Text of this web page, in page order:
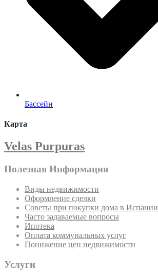
Бассейн
Карта
Velas Purpuras
Полезная Информация
Виды недвижимости
Оформление сделки
Советы при покупки дома в Испании
Часто задаваемые вопросы
Ипотека
Оплата коммунальных услуг
Понижение цен недвижимости
Услуги